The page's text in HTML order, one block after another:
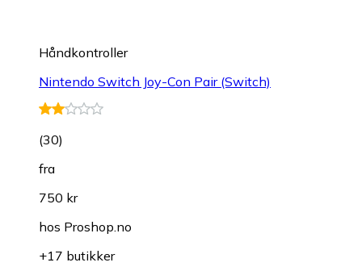
Håndkontroller
Nintendo Switch Joy-Con Pair (Switch)
(30)
fra
750 kr
hos Proshop.no
+17 butikker